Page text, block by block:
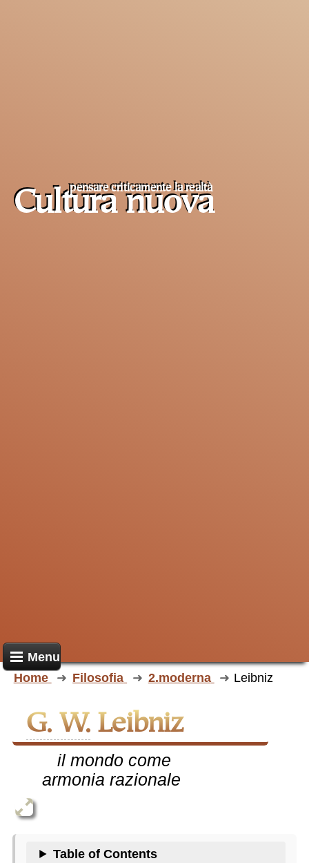
Cultura nuova
pensare criticamente larealtà
Menu
Home
Filosofia 2.moderna Leibniz
G. W.Leibniz
il mondo come
armonia razionale
Table of Contents